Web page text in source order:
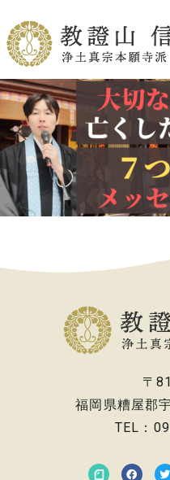
〒
福岡県糟屋郡
TEL：